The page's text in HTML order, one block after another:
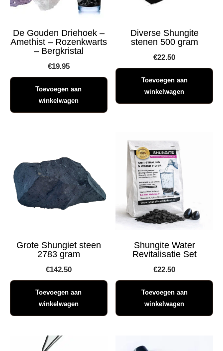
De Gouden Driehoek –
Amethist – Rozenkwarts
– Bergkristal
€19.95
Toevoegen aan
winkelwagen
Diverse Shungite
stenen 500 gram
€22.50
Toevoegen aan
winkelwagen
Grote Shungiet steen
2783 gram
€142.50
Toevoegen aan
winkelwagen
Shungite Water
Revitalisatie Set
€22.50
Toevoegen aan
winkelwagen